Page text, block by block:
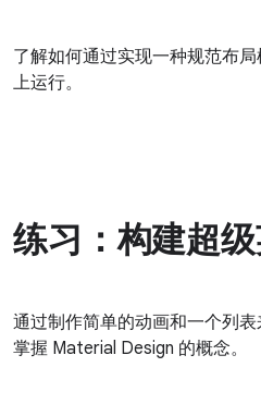
了解如何通过实现一种规范布
上运行。
练习：构建超
通过制作简单的动画和一个列
掌握 Material Design 的概念。